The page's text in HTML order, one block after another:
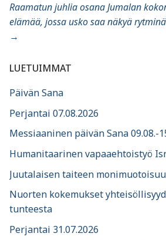
Raamatun juhlia osana Jumalan
elämää, jossa usko saa näkyä
→
LUETUIMMAT
Päivän Sana
Perjantai 07.08.2026
Messiaaninen päivän Sana 09.08.-
Humanitaarinen vapaaehtoistyö
Juutalaisen taiteen
Nuorten kokemukset
tunteesta
Perjantai 31.07.2026